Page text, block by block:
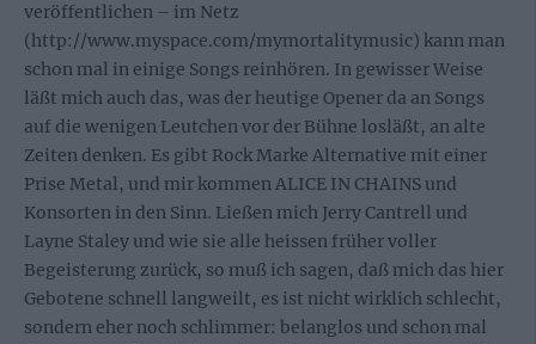
veröffentlichen – im Netz
(http://www.myspace.com/mymortalitymusic) kann man
schon mal in einige Songs reinhören. In gewisser Weise
läßt mich auch das, was der heutige Opener da an Songs
auf die wenigen Leutchen vor der Bühne losläßt, an alte
Zeiten denken. Es gibt Rock Marke Alternative mit einer
Prise Metal, und mir kommen ALICE IN CHAINS und
Konsorten in den Sinn. Ließen mich Jerry Cantrell und
Layne Staley und wie sie alle heissen früher voller
Begeisterung zurück, so muß ich sagen, daß mich das hier
Gebotene schnell langweilt, es ist nicht wirklich schlecht,
sondern eher noch schlimmer: belanglos und schon mal